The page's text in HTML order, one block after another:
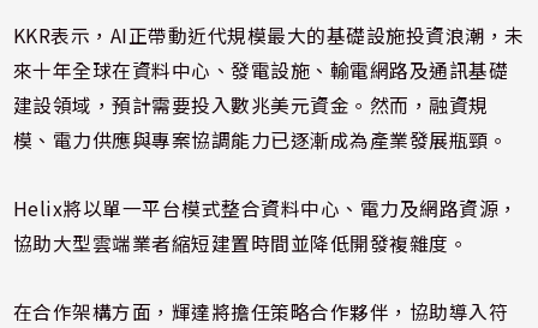
KKR表示，AI正帶動近代規模最大的基礎設施投資浪潮，未
來十年全球在資料中心、發電設施、輸電網路及通訊基礎
建設領域，預計需要投入數兆美元資金。然而，融資規
模、電力供應與專案協調能力已逐漸成為產業發展瓶頸。
Helix將以單一平台模式整合資料中心、電力及網路資源，
協助大型雲端業者縮短建置時間並降低開發複雜度。
在合作架構方面，輝達將擔任策略合作夥伴，協助導入符